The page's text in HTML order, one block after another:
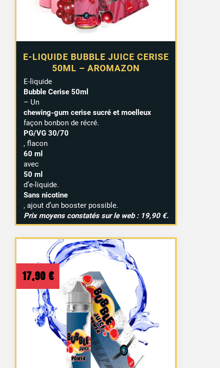
E-LIQUIDE BUBBLE JUICE CERISE
50ML – AROMAZON
E-liquide
Bubble Cerise 50ml
– Un
chewing-gum cerise sucré et moelleux
façon bonbon de récré.
PG/VG 30/70
, flacon
60 ml
avec
50 ml
d’e-liquide.
Sans nicotine
, ajout d’un booster possible.
Prix moyens constatés sur le web : 19,90 €.
17,90 €